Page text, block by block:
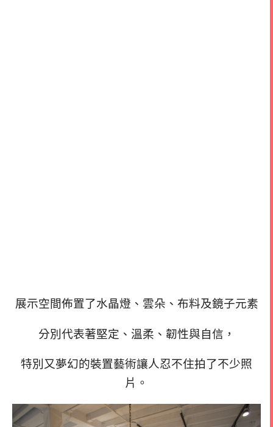
展示空間佈置了水晶燈、雲朵、布料及鏡子元素
分別代表著堅定、溫柔、韌性與自信，
特別又夢幻的裝置藝術讓人忍不住拍了不少照
片。